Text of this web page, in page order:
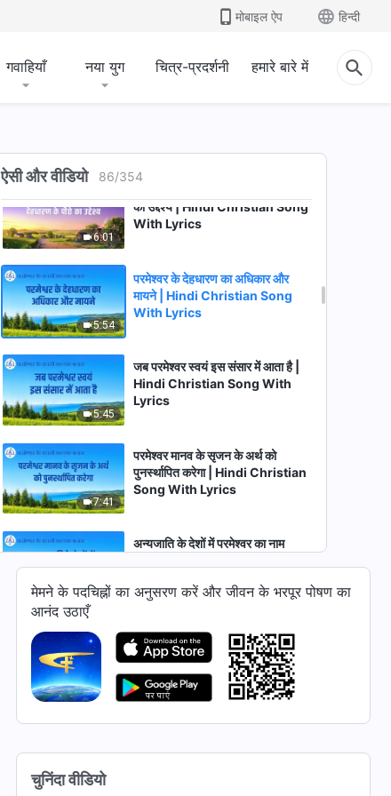
मोबाइल ऐप हिन्दी
गवाहियाँ नया युग चित्र-प्रदर्शनी हमारे बारे में
ऐसी और वीडियो 86/354
6:36
परमेश्वर का राज्य प्रकट हुआ है धरती पर |
6:01
का उद्देश्य | Hindi Christian Song
With Lyrics
5:54
परमेश्वर के देहधारण का अधिकार और
मायने | Hindi Christian Song
With Lyrics
5:45
जब परमेश्वर स्वयं इस संसार में आता है |
Hindi Christian Song With
Lyrics
7:41
परमेश्वर मानव के सृजन के अर्थ को
पुनर्स्थापित करेगा | Hindi Christian
Song With Lyrics
5:41
अन्यजाति के देशों में परमेश्वर का नाम
4:41
मसीह जो अभिव्यक्त करता है वो आत्मा है |
Hindi Christian Song With
Lyrics
Hindi Christian Song | परमेश्वर
करने में प्रकट होती है (Lyrics)
मेमने के पदचिह्नों का अनुसरण करें और जीवन के भरपूर पोषण का
आनंद उठाएँ
चुनिंदा वीडियो